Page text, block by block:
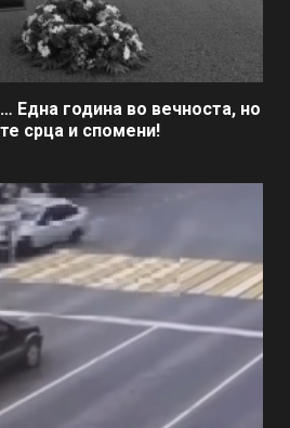
година во вечноста, но
срца и спомени!